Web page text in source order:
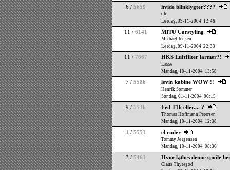
6 / 5659 hvide blinklygter????
ole
Lørdag, 09-11-2004 12:46
11 / 6141 MITU Carstyling
Michael Jensen
Lørdag, 09-11-2004 22:33
11 / 7667 HKS Luftfilter larmer?!
Lasse
Mandag, 10-11-2004 13:58
7 / 5586 levin kabine WOW !!
Henrik Sommer
Søndag, 01-11-2004 00:15
9 / 5536 Fed T16 eller.... ?
Thomas Hoffmann Petersen
Mandag, 10-11-2004 12:38
1 / 5553 el ruder
Tommy Jørgensen
Mandag, 10-11-2004 08:36
3 / 5463 Hvor købes denne spoile
Claus Thyregod